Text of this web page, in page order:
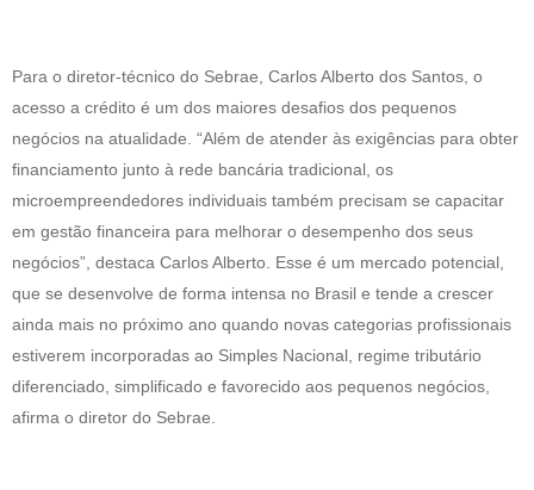
Para o diretor-técnico do Sebrae, Carlos Alberto dos Santos, o
acesso a crédito é um dos maiores desafios dos pequenos
negócios na atualidade. “Além de atender às exigências para obter
financiamento junto à rede bancária tradicional, os
microempreendedores individuais também precisam se capacitar
em gestão financeira para melhorar o desempenho dos seus
negócios”, destaca Carlos Alberto. Esse é um mercado potencial,
que se desenvolve de forma intensa no Brasil e tende a crescer
ainda mais no próximo ano quando novas categorias profissionais
estiverem incorporadas ao Simples Nacional, regime tributário
diferenciado, simplificado e favorecido aos pequenos negócios,
afirma o diretor do Sebrae.